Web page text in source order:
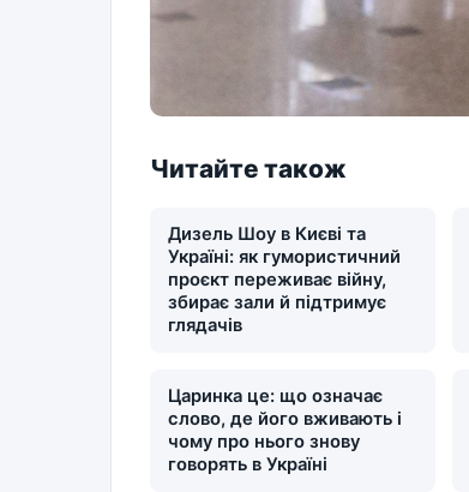
Читайте також
Дизель Шоу в Києві та
Україні: як гумористичний
проєкт переживає війну,
збирає зали й підтримує
глядачів
Царинка це: що означає
слово, де його вживають і
чому про нього знову
говорять в Україні